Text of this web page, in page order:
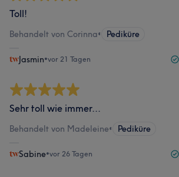
Toll!
Behandelt von Corinna• Pediküre
Jasmin•vor 21 Tagen
Sehr toll wie immer...
Behandelt von Madeleine• Pediküre
Sabine•vor 26 Tagen